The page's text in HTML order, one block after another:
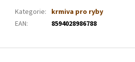
Kategorie: krmiva pro ryby
EAN: 8594028986788